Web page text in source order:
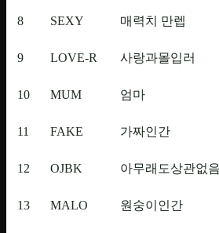
8 SEXY 매력치 만렙
9 LOVE-R 사랑과몰입러
10 MUM 엄마
11 FAKE 가짜인간
12 OJBK 아무래도상관없
13 MALO 원숭이인간